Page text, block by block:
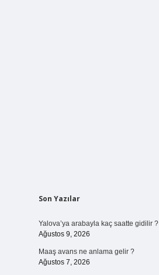
Sidebar
Son Yazılar
Yalova’ya arabayla kaç saatte gidilir ?
Ağustos 9, 2026
Maaş avans ne anlama gelir ?
Ağustos 7, 2026